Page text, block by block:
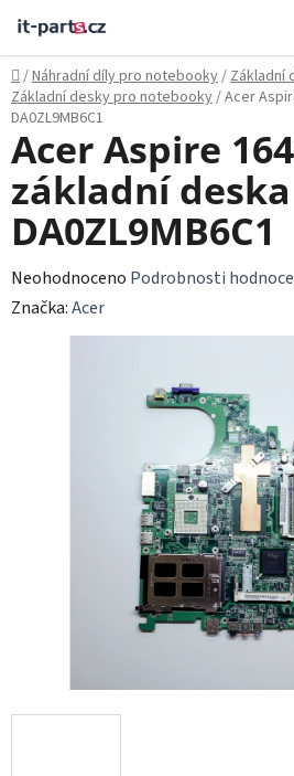
obsah
Domů
/Náhradní díly pro notebooky/Základní
Základní desky pro notebooky/Acer
DA0ZL9MB6C1
Acer Aspire
základní deska
DA0ZL9MB6C1
Průměrné
hodnocení
produktu
Neohodnoceno Podrobnosti
Značka:Acer